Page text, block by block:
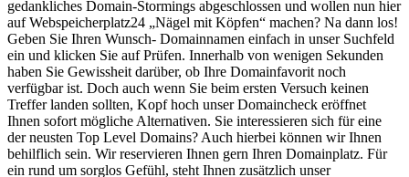
gedankliches Domain-Stormings abgeschlossen und wollen nun hier
auf Webspeicherplatz24 „Nägel mit Köpfen“ machen? Na dann los!
Geben Sie Ihren Wunsch- Domainnamen einfach in unser Suchfeld
ein und klicken Sie auf Prüfen. Innerhalb von wenigen Sekunden
haben Sie Gewissheit darüber, ob Ihre Domainfavorit noch
verfügbar ist. Doch auch wenn Sie beim ersten Versuch keinen
Treffer landen sollten, Kopf hoch unser Domaincheck eröffnet
Ihnen sofort mögliche Alternativen. Sie interessieren sich für eine
der neusten Top Level Domains? Auch hierbei können wir Ihnen
behilflich sein. Wir reservieren Ihnen gern Ihren Domainplatz. Für
ein rund um sorglos Gefühl, steht Ihnen zusätzlich unser